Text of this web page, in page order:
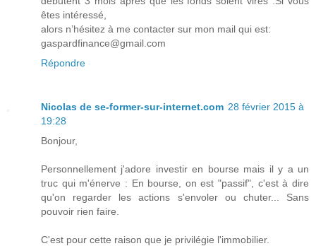
êtes intéressé,
alors n’hésitez à me contacter sur mon mail qui est:
gaspardfinance@gmail.com
Répondre
Nicolas de se-former-sur-internet.com 28 février 2015 à
19:28
Bonjour,
Personnellement j'adore investir en bourse mais il y a un
truc qui m'énerve : En bourse, on est "passif", c'est à dire
qu'on regarder les actions s'envoler ou chuter... Sans
pouvoir rien faire.
C'est pour cette raison que je privilégie l'immobilier.